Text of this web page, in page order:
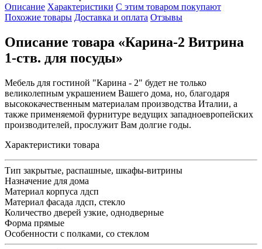
Описание Характеристики С этим товаром покупают
Похожие товары Доставка и оплата Отзывы
Описание товара «Карина-2 Витрина
1-ств. для посуды»
Мебель для гостиной "Карина - 2" будет не только
великолепным украшением Вашего дома, но, благодаря
высококачественным материалам производства Италии, а
также применяемой фурнитуре ведущих западноевропейских
производителей, прослужит Вам долгие годы.
Характеристики товара
Тип закрытые, распашные, шкафы-витрины
Назначение для дома
Материал корпуса лдсп
Материал фасада лдсп, стекло
Количество дверей узкие, однодверные
Форма прямые
Особенности с полками, со стеклом